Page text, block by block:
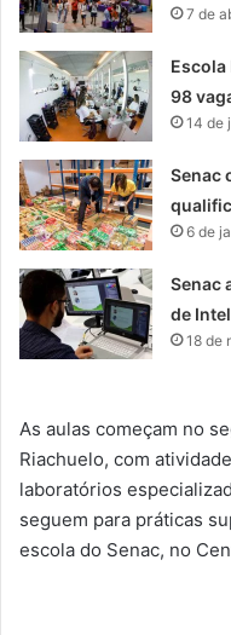
7 de
Escola
98
14 de
Senac
6 de
Senac
de
18 de
As aulas começam no
Riachuelo, com
laboratórios
seguem para práticas
escola do Senac, no